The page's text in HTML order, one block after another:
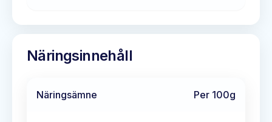
Näringsinnehåll
Näringsämne Per 100g